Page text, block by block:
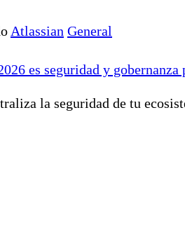
Atlassian General
es seguridad y
la seguridad de tu